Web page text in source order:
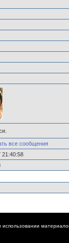
все сообщения
21:40:58